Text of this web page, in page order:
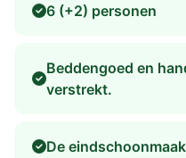
6 (+2) personen
Beddengoed en
verstrekt.
De